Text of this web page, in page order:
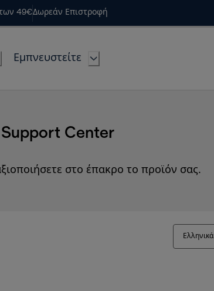
49€Δωρεάν Επιστροφή
Εμπνευστείτε
Center
στο έπακρο το προϊόν σας.